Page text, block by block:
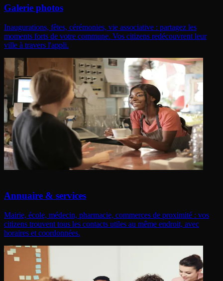
Galerie photos
Inaugurations, fêtes, cérémonies, vie associative : partagez les
moments forts de votre commune. Vos citizens redécouvrent leur
ville à travers l'appli.
Annuaire & services
Mairie, école, médecin, pharmacie, commerces de proximité : vos
citizens trouvent tous les contacts utiles au même endroit, avec
horaires et coordonnées.